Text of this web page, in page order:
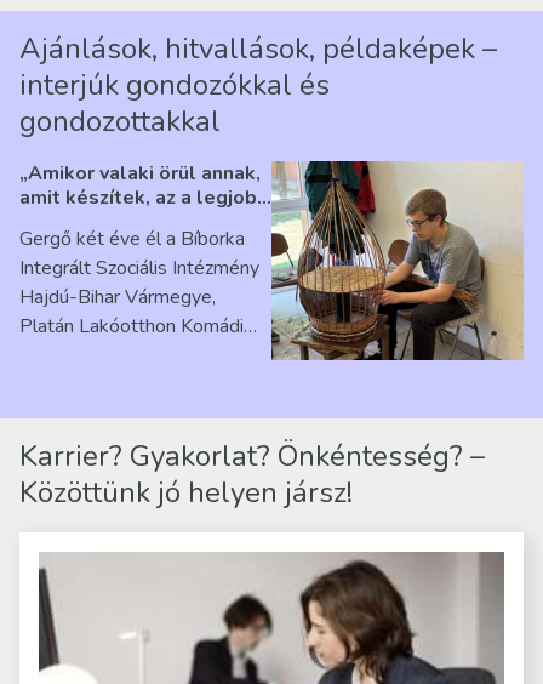
Ajánlások, hitvallások, példaképek –
interjúk gondozókkal és
gondozottakkal
„Amikor valaki örül annak,
amit készítek, az a legjobb
Ribárszky Gergő ellátottal
Gergő két éve él a Bíborka
Integrált Szociális Intézmény
Hajdú-Bihar Vármegye,
Platán Lakóotthon Komádi
Karrier? Gyakorlat? Önkéntesség? –
Közöttünk jó helyen jársz!